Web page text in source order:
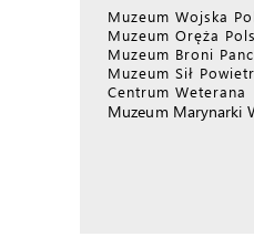
Muzeum Wojska
Muzeum Oręża
Muzeum Broni
Muzeum Sił
Centrum Weterana
Muzeum Marynarki